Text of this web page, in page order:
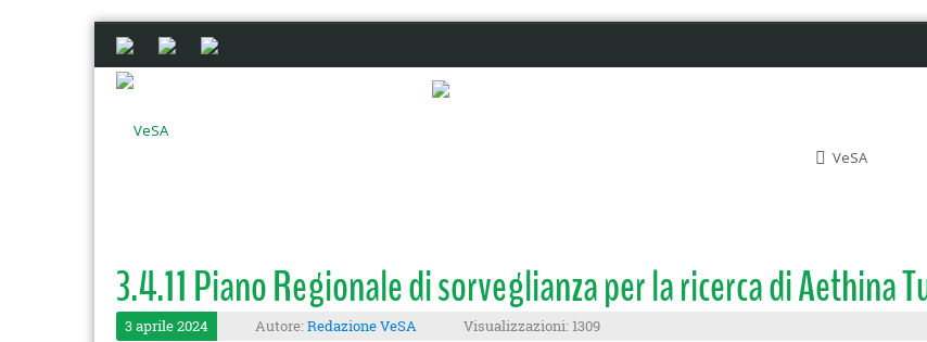
VeSA
3.4.11 Piano Regionale di sorveglianza per la ricerca di Aethina
3 aprile 2024 Autore: Redazione VeSA Visualizzazioni: 1309